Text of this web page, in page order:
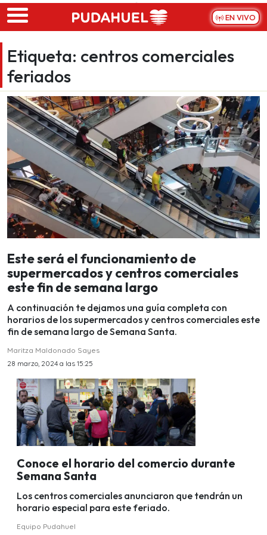
Skip to main content
EN VIVO
Etiqueta: centros comerciales
feriados
Este será el funcionamiento de
supermercados y centros comerciales
este fin de semana largo
A continuación te dejamos una guía completa con
horarios de los supermercados y centros comerciales este
fin de semana largo de Semana Santa.
Maritza Maldonado Sayes
28 marzo, 2024 a las 15:25
Conoce el horario del comercio durante
Semana Santa
Los centros comerciales anunciaron que tendrán un
horario especial para este feriado.
Equipo Pudahuel